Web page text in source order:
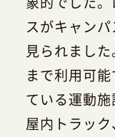
スがキャン
見られまし
まで利用可
ている運動施
屋内トラッ